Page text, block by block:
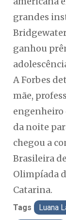
grandes
ganhou
A Forbes
mãe,
engenheiro
da noite
chegou a
Brasileira
Olimpíada
Catarina.
Tags Luana